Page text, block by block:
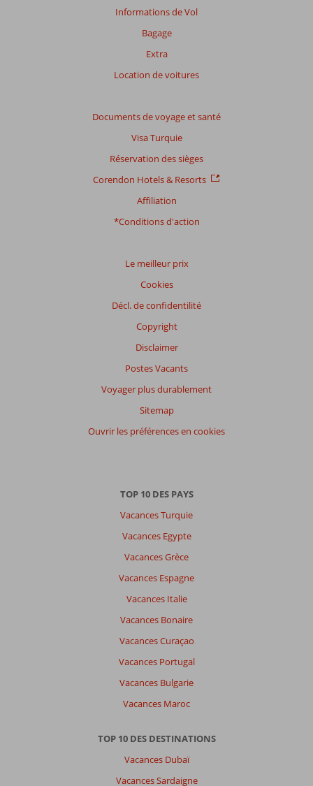
Informations de Vol
Bagage
Extra
Location de voitures
Documents de voyage et santé
Visa Turquie
Réservation des sièges
Corendon Hotels & Resorts
Affiliation
*Conditions d'action
Le meilleur prix
Cookies
Décl. de confidentilité
Copyright
Disclaimer
Postes Vacants
Voyager plus durablement
Sitemap
Ouvrir les préférences en cookies
TOP 10 DES PAYS
Vacances Turquie
Vacances Egypte
Vacances Grèce
Vacances Espagne
Vacances Italie
Vacances Bonaire
Vacances Curaçao
Vacances Portugal
Vacances Bulgarie
Vacances Maroc
TOP 10 DES DESTINATIONS
Vacances Dubaï
Vacances Sardaigne